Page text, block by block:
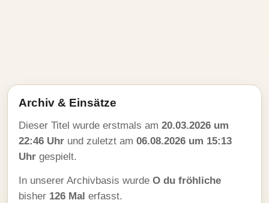
Archiv & Einsätze
Dieser Titel wurde erstmals am 20.03.2026 um
22:46 Uhr und zuletzt am 06.08.2026 um 15:13
Uhr gespielt.
In unserer Archivbasis wurde O du fröhliche
bisher 126 Mal erfasst.